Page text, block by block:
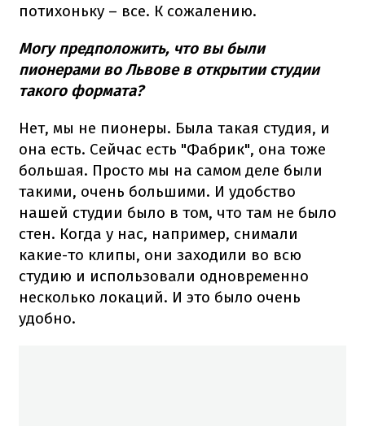
потихоньку – все. К сожалению.
Могу предположить, что вы были
пионерами во Львове в открытии студии
такого формата?
Нет, мы не пионеры. Была такая студия, и
она есть. Сейчас есть "Фабрик", она тоже
большая. Просто мы на самом деле были
такими, очень большими. И удобство
нашей студии было в том, что там не было
стен. Когда у нас, например, снимали
какие-то клипы, они заходили во всю
студию и использовали одновременно
несколько локаций. И это было очень
удобно.